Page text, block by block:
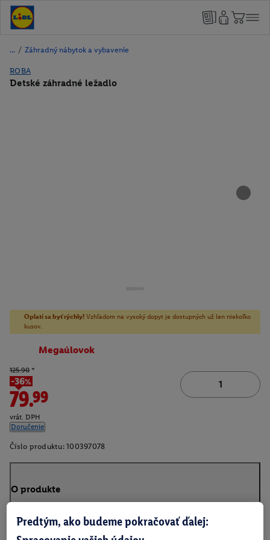
/ Záhradný nábytok a vybavenie
ROBA
Detské záhradné ležadlo
Oplatí sa byť rýchly! Vzhľadom na vysoký dopyt je dostupných už len niekoľko
kusov.
Megaúlovok
125.90 *
-36%
79.99
vrát. DPH
Doručenie
Číslo produktu: 100397078
O produkte
Predtým, ako budeme pokračovať ďalej: